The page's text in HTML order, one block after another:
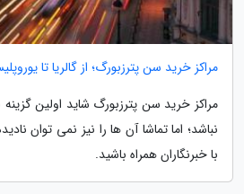
مراکز خرید سن پترزبورگ؛ از گالریا تا
مراکز خرید سن پترزبورگ شاید اولین
نباشد؛ اما تماشا آن ها را نیز نمی توان
با خبرنگاران همراه باشید.